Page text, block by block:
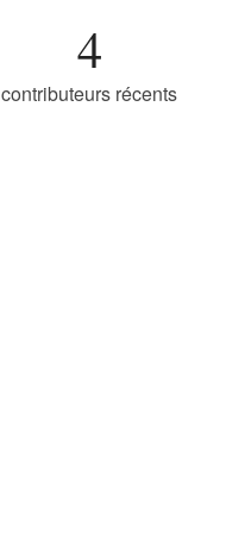
4
contributeurs récents